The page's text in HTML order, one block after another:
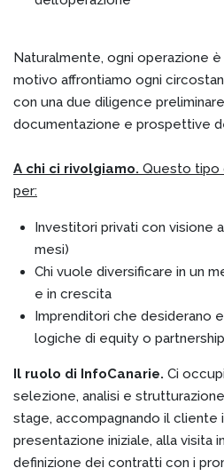
Naturalmente, ogni operazione
motivo affrontiamo ogni
con una due diligence
documentazione e prospettive
A chi ci rivolgiamo. Questo tipo
per:
Investitori privati con visione
mesi)
Chi vuole diversificare in un
e in crescita
Imprenditori che desiderano
logiche di equity o partnership
Il ruolo di InfoCanarie. Ci
selezione, analisi e
stage, accompagnando il cliente
presentazione iniziale, alla visita
definizione dei contratti con i